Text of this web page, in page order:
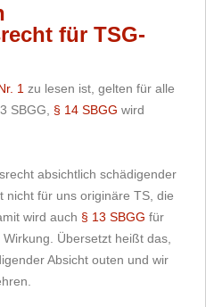
für TSG-
1 zu lesen ist, gelten für alle
SBGG, § 14 SBGG wird
absichtlich schädigender
nicht für uns originäre TS, die
wird auch § 13 SBGG für
Übersetzt heißt das,
Absicht outen und wir